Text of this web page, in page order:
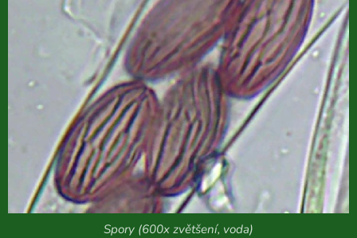
Spory (600x zvětšení, voda)